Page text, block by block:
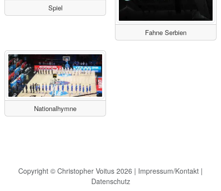
Spiel
Fahne Serbien
Nationalhymne
Copyright © Christopher Voitus 2026 | Impressum/Kontakt |
Datenschutz